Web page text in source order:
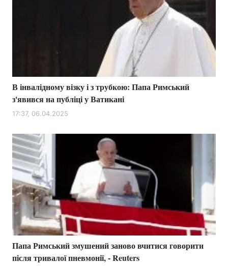
В інвалідному візку і з трубкою: Папа Римський
з'явився на публіці у Ватикані
17:37, 06.04.2025
Папа Римський змушений заново вчитися говорити
після тривалої пневмонії, - Reuters